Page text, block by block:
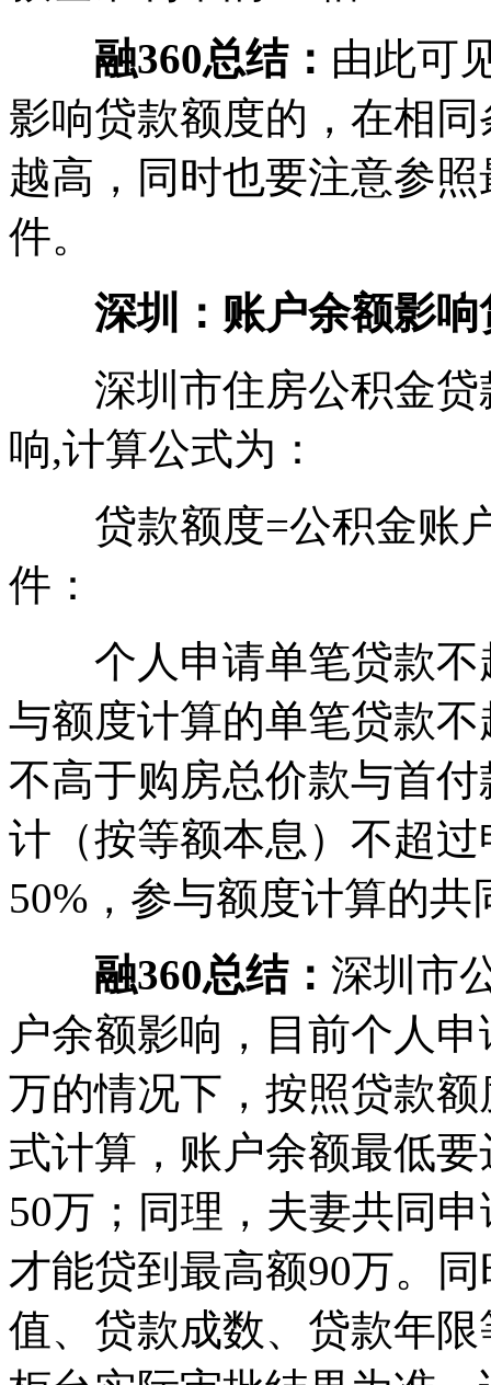
融360总结： 由此可
影响贷款额度的，在相
越高，同时也要注意参
件。
深圳：账户余额影响
深圳市住房公积金贷
响,计算公式为：
贷款额度=公积金账户
件：
个人申请单笔贷款不
与额度计算的单笔贷款
不高于购房总价款与首
计（按等额本息）不超
50%，参与额度计算的
融360总结： 深圳市
户余额影响，目前个人
万的情况下，按照贷款
式计算，账户余额最低
50万；同理，夫妻共同
才能贷到最高额90万。
值、贷款成数、贷款年